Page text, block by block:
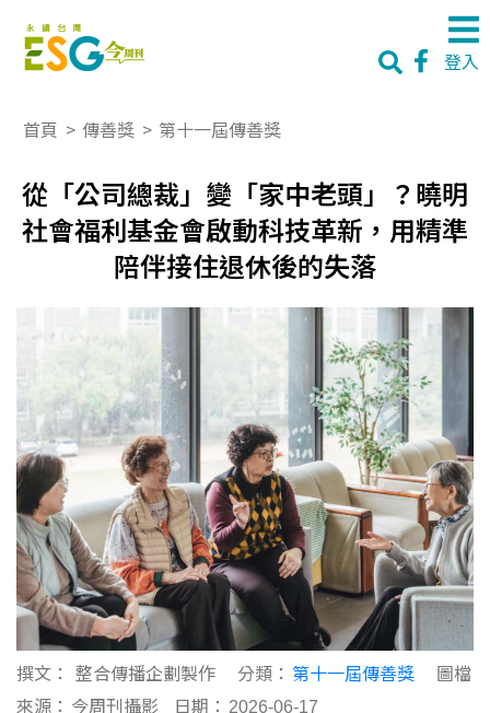
登入
首頁 > 傳善獎 > 第十一屆傳善獎
從「公司總裁」變「家中老頭」？曉明
社會福利基金會啟動科技革新，用精準
陪伴接住退休後的失落
撰文： 整合傳播企劃製作 分類： 第十一屆傳善獎
圖檔
來源： 今周刊攝影 日期： 2026-06-17